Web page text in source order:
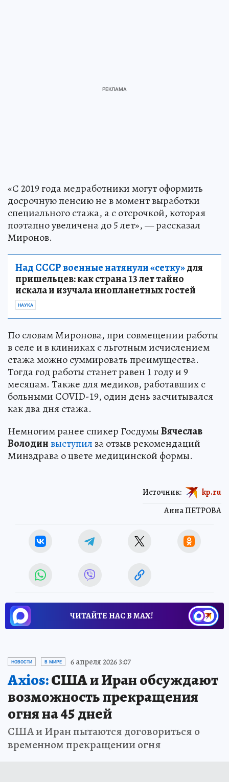
«С 2019 года медработники могут оформить
досрочную пенсию не в момент выработки
специального стажа, а с отсрочкой, которая
поэтапно увеличена до 5 лет», — рассказал
Миронов.
Над СССР военные натянули «сетку»для
пришельцев: как страна 13 лет тайно
искала и изучала инопланетных гостей
НАУКА
По словам Миронова, при совмещении работы
в селе и в клиниках с льготным исчислением
стажа можно суммировать преимущества.
Тогда год работы станет равен 1 году и 9
месяцам. Также для медиков, работавших с
больными COVID-19, один день засчитывался
как два дня стажа.
Немногим ранее спикер ГосдумыВячеслав
Володинвыступил за отзыв рекомендаций
Минздрава о цвете медицинской формы.
Анна ПЕТРОВА
Источник: kp.ru
ЧИТАЙТЕ НАС В МАХ!
НОВОСТИ В МИРЕ 6 апреля 2026 3:07
Axios:США и Иран обсуждают
возможность прекращения
огня на 45 дней
США и Иран пытаются договориться о
временном прекращении огня